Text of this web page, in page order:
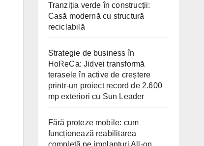
Tranziția verde în construcții:
Casă modernă cu structură
reciclabilă
Strategie de business în
HoReCa: Jidvei transformă
terasele în active de creștere
printr-un proiect record de 2.600
mp exteriori cu Sun Leader
Fără proteze mobile: cum
funcționează reabilitarea
completă pe implanturi All-on